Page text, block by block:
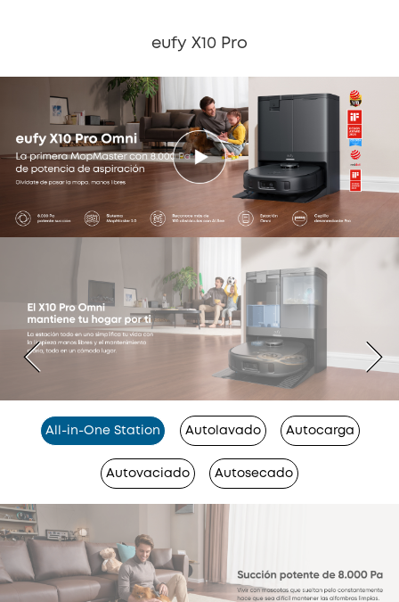
eufy X10 Pro
All-in-One Station Autolavado Autocarga
Autovaciado Autosecado